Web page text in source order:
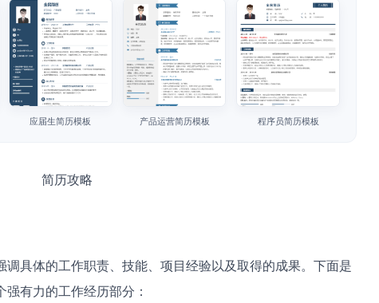
应届生简历模板 产品运营简历模板 程序员简历模板
具体的工作职责、技能、项目经验以及取得的成果。下面是
有力的工作经历部分：